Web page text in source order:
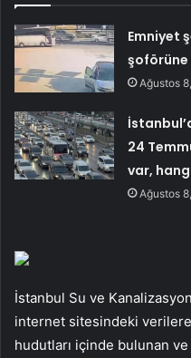
Emniyet
şoförüne
Ağustos
24
var,
Ağustos
İstanbul Su ve
internet sitesindeki
hudutları içinde bulunan ve